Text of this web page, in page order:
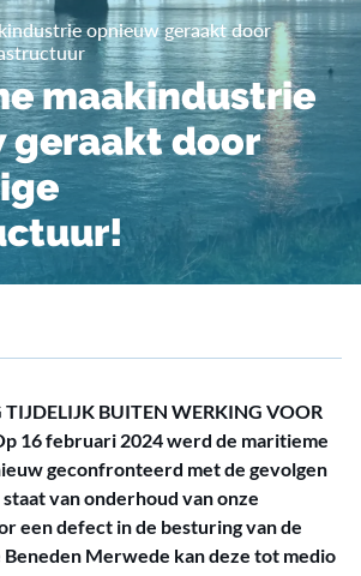
opnieuw geraakt door
maakindustrie
geraakt door
BUITEN WERKING VOOR
16 februari 2024 werd de maritieme
geconfronteerd met de gevolgen
van onderhoud van onze
een defect in de besturing van de
Merwede kan deze tot medio